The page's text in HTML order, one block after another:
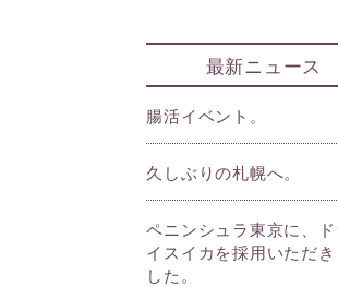
最新ニュース
腸活イベント。
久しぶりの札幌へ。
ペニンシュラ東京に、ド
イスイカを採用いただき
した。